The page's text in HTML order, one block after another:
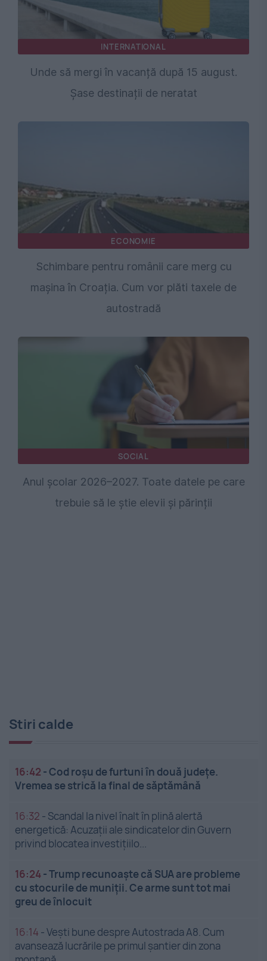
INTERNATIONAL
Unde să mergi în vacanță după 15 august.
Șase destinații de neratat
ECONOMIE
Schimbare pentru românii care merg cu
mașina în Croația. Cum vor plăti taxele de
autostradă
SOCIAL
Anul școlar 2026–2027. Toate datele pe care
trebuie să le știe elevii și părinții
Stiri calde
16:42 -Cod roșu de furtuni în două județe.
Vremea se strică la final de săptămână
16:32 - Scandal la nivel înalt în plină alertă
energetică: Acuzații ale sindicatelor din Guvern
privind blocatea investițiilo...
16:24-Trump recunoaște că SUA are probleme
cu stocurile de muniții. Ce arme sunt tot mai
greu de înlocuit
16:14 -Vești bune despre Autostrada A8. Cum
avansează lucrările pe primul șantier din zona